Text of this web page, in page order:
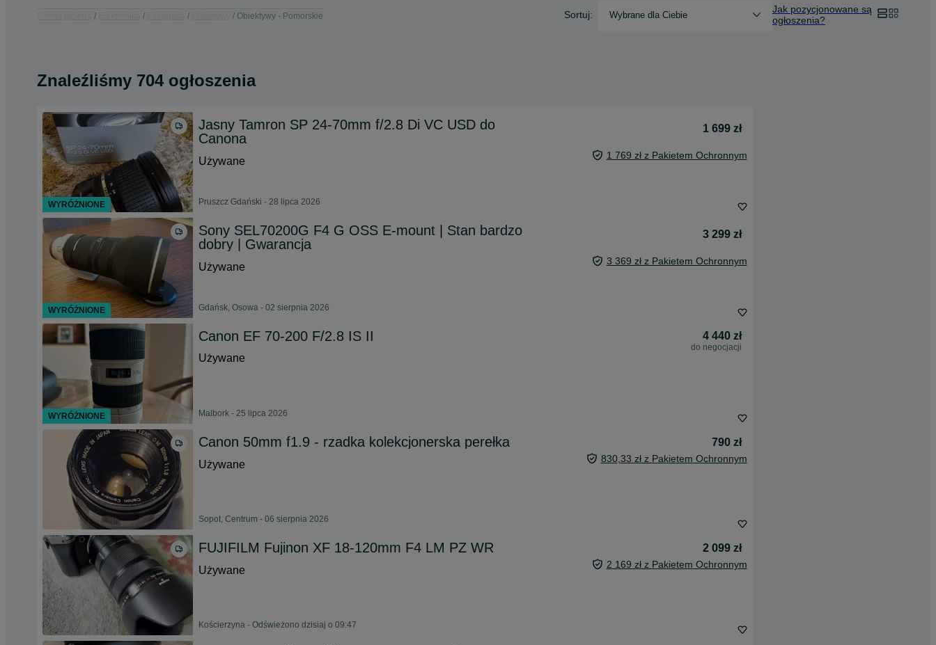
Obiektywy - Pomorskie Sortuj: Wybrane dla Ciebie
Jak pozycjonowane są
ogłoszenia?
Znaleźliśmy 704 ogłoszenia
Jasny Tamron SP 24-70mm f/2.8 Di VC USD do
Canona
1 699 zł
Używane 1 769 zł z Pakietem Ochronnym
Pruszcz Gdański - 28 lipca 2026
Sony SEL70200G F4 G OSS E-mount | Stan bardzo
dobry | Gwarancja
3 299 zł
Używane 3 369 zł z Pakietem Ochronnym
Gdańsk, Osowa - 02 sierpnia 2026
Canon EF 70-200 F/2.8 IS II 4 440 zł
do negocjacji
Używane
Malbork - 25 lipca 2026
Canon 50mm f1.9 - rzadka kolekcjonerska perełka
790 zł
Używane
830,33 zł z Pakietem Ochronnym
Sopot, Centrum - 06 sierpnia 2026
FUJIFILM Fujinon XF 18-120mm F4 LM PZ WR
2 099 zł
Używane
2 169 zł z Pakietem Ochronnym
Kościerzyna - Odświeżono dzisiaj o 09:47
WYRÓŻNIONE
WYRÓŻNIONE
WYRÓŻNIONE